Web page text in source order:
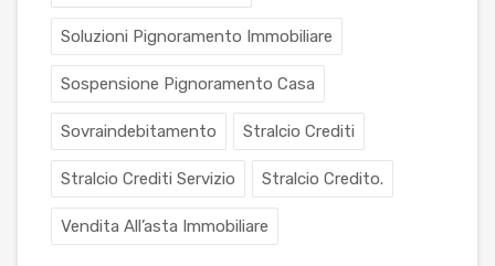
Soluzioni Pignoramento Immobiliare
Sospensione Pignoramento Casa
Sovraindebitamento Stralcio Crediti
Stralcio Crediti Servizio Stralcio Credito.
Vendita All’asta Immobiliare